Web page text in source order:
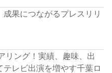
果につながるプレスリリ
リング！実績、趣味、出
レビ出演を増やす千葉ロ